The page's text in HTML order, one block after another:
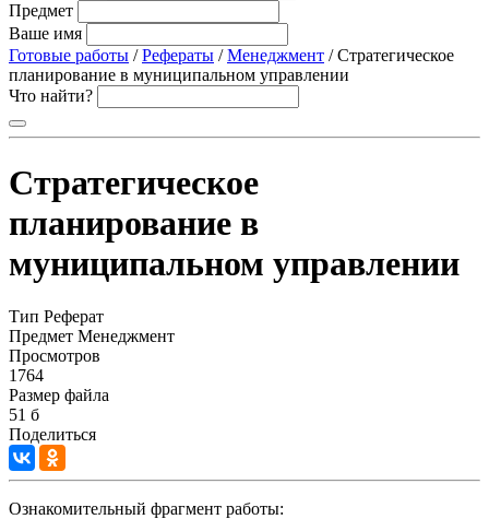
Предмет
Ваше имя
Готовые работы /Рефераты /Менеджмент / Стратегическое
планирование в муниципальном управлении
Что найти?
Стратегическое
планирование в
муниципальном управлении
Тип Реферат
Предмет Менеджмент
Просмотров
1764
Размер файла
51 б
Поделиться
Ознакомительный фрагмент работы: